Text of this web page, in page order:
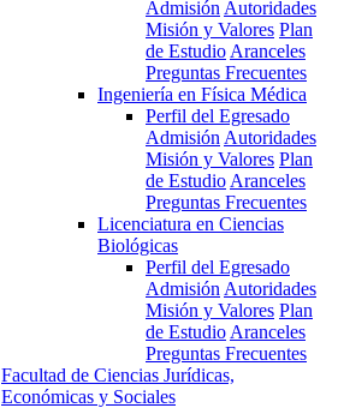
Admisión Autoridades
Misión y Valores Plan
de Estudio Aranceles
Preguntas Frecuentes
Ingeniería en Física Médica
Perfil del Egresado
Admisión Autoridades
Misión y Valores Plan
de Estudio Aranceles
Preguntas Frecuentes
Licenciatura en Ciencias
Biológicas
Perfil del Egresado
Admisión Autoridades
Misión y Valores Plan
de Estudio Aranceles
Preguntas Frecuentes
Facultad de Ciencias Jurídicas,
Económicas y Sociales